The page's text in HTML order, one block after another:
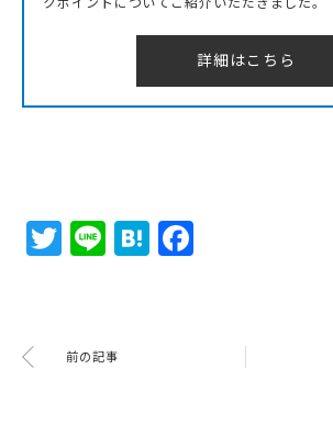
詳細はこちら
Twitter
LineHatena
前の記事